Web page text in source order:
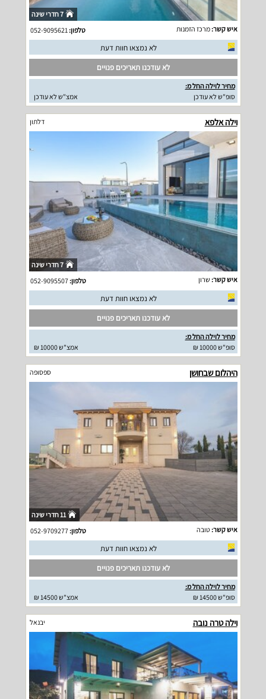
7 חדרי שינה
איש קשר:מרכז הזמנות טלפון:052-9095621
לא נמצאו חוות דעת
לא עודכנו תאריכים פנויים
מחיר לוילה החל מ:
סופ"ש לא עודכן
אמצ"ש לא עודכן
וילה אלפא דלתון
7 חדרי שינה
איש קשר: שרון טלפון:052-9095507
לא נמצאו חוות דעת
לא עודכנו תאריכים פנויים
מחיר לוילה החל מ:
סופ"ש 10000 ₪
אמצ"ש 10000 ₪
היהלום שבחושן ספסופה
11 חדרי שינה
איש קשר: טובה טלפון:052-9709277
לא נמצאו חוות דעת
לא עודכנו תאריכים פנויים
מחיר לוילה החל מ:
סופ"ש 14500 ₪
אמצ"ש 14500 ₪
וילה טרה נובה יבנאל